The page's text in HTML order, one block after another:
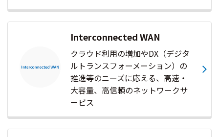
Interconnected WAN
クラウド利用の増加やDX（デジタ
ルトランスフォーメーション）の
推進等のニーズに応える、高速・
大容量、高信頼のネットワークサ
ービス